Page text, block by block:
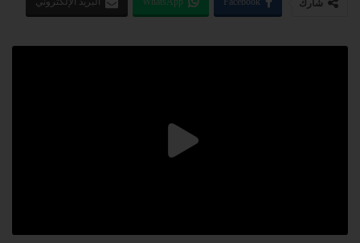
شارك